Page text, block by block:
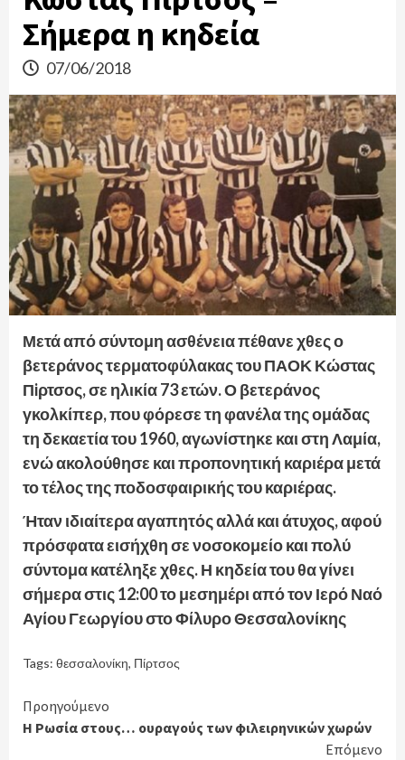
Σήμερα η κηδεία
07/06/2018
Μετά από σύντομη ασθένεια πέθανε χθες ο
βετεράνος τερματοφύλακας του ΠΑΟΚ Κώστας
Πiρτσος, σε ηλικία 73 ετών. Ο βετεράνος
γκολκίπερ, που φόρεσε τη φανέλα της ομάδας
τη δεκαετία του 1960, αγωνίστηκε και στη Λαμία,
ενώ ακολούθησε και προπονητική καριέρα μετά
το τέλος της ποδοσφαιρικής του καριέρας.
Ήταν ιδιαίτερα αγαπητός αλλά και άτυχος, αφού
πρόσφατα εισήχθη σε νοσοκομείο και πολύ
σύντομα κατέληξε χθες. Η κηδεία του θα γίνει
σήμερα στις 12:00 το μεσημέρι από τον Ιερό Ναό
Αγίου Γεωργίου στο Φίλυρο Θεσσαλονίκης
Tags: θεσσαλονίκη, Πίρτσος
Continue
Reading
Προηγούμενο
Η Ρωσία στους… ουραγούς των φιλειρηνικών χωρών
Επόμενο